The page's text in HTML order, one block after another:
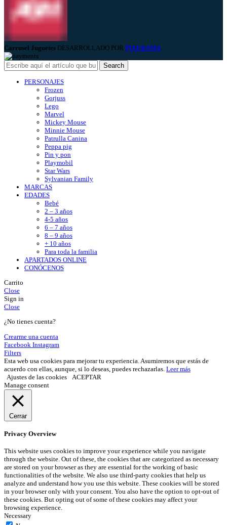
Carrusel Juguetes DESARROLLADO POR PIXERAMA.
Search
PERSONAJES
Frozen
Gorjuss
Lego
Marvel
Mickey Mouse
Minnie Mouse
Patrulla Canina
Peppa pig
Pin y pon
Playmobil
Star Wars
Sylvanian Family
MARCAS
EDADES
Bebé
2 – 3 años
4-5 años
6 – 7 años
8 – 9 años
+ 10 años
Para toda la familia
APARTADOS ONLINE
CONÓCENOS
Carrito
Close
Sign in
Close
¿No tienes cuenta?
Crearme una cuenta
Facebook Instagram
Filters
Esta web usa cookies para mejorar tu experiencia. Asumiremos que estás de
acuerdo con ellas, aunque, si lo deseas, puedes rechazarlas. Leer más
Ajustes de las cookies
ACEPTAR
Manage consent
Cerrar
Privacy Overview
This website uses cookies to improve your experience while you navigate
through the website. Out of these, the cookies that are categorized as necessary
are stored on your browser as they are essential for the working of basic
functionalities of the website. We also use third-party cookies that help us
analyze and understand how you use this website. These cookies will be stored
in your browser only with your consent. You also have the option to opt-out of
these cookies. But opting out of some of these cookies may affect your
browsing experience.
Necessary